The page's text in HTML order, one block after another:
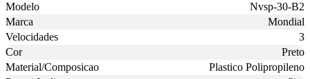
Modelo
Nvsp-30-B2
Marca
Mondial
Velocidades
3
Cor
Preto
Material/Composicao
Plastico Polipropileno